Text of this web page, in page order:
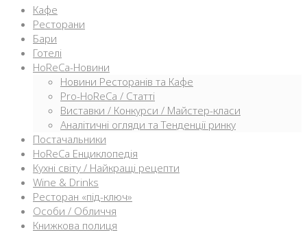
Кафе
Ресторани
Бари
Готелі
HoReCa-Новини
Новини Ресторанів та Кафе
Pro-HoReCa / Статті
Виставки / Конкурси / Майстер-класи
Аналітичні огляди та Тенденції ринку
Постачальники
HoReCa Енциклопедія
Кухні світу / Найкращі рецепти
Wine & Drinks
Ресторан «під-ключ»
Особи / Обличчя
Книжкова полиця